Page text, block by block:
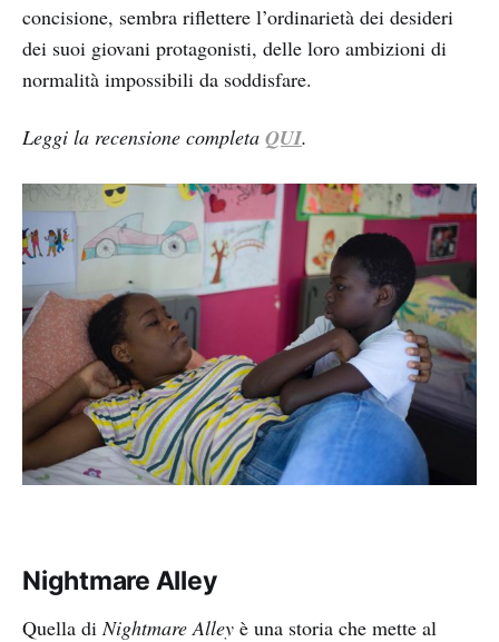
concisione, sembra riflettere l’ordinarietà dei desideri
dei suoi giovani protagonisti, delle loro ambizioni di
normalità impossibili da soddisfare.
Leggi la recensione completa QUI.
Nightmare Alley
Quella diNightmare Alley è una storia che mette al